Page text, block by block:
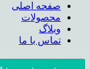
صفحه اصلی
محصولات
وبلاگ
تماس با ما